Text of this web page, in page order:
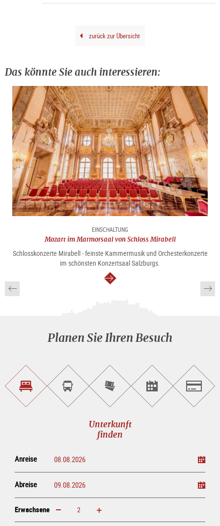
zurück zur Übersicht
Das könnte Sie auch interessieren:
EINSCHALTUNG
Mozart im Marmorsaal von Schloss Mirabell
Schlosskonzerte Mirabell - feinste Kammermusik und Orchesterkonzerte
im schönsten Konzertsaal Salzburgs.
weiter
Planen Sie Ihren Besuch
Unterkunft<br>findenSightseeing<br>Tour
buchen
Tickets
online<br>kaufen
Events<br>finden
Unterkunft
finden
Anreise
Abreise
Erwachsene erhöhen verringern